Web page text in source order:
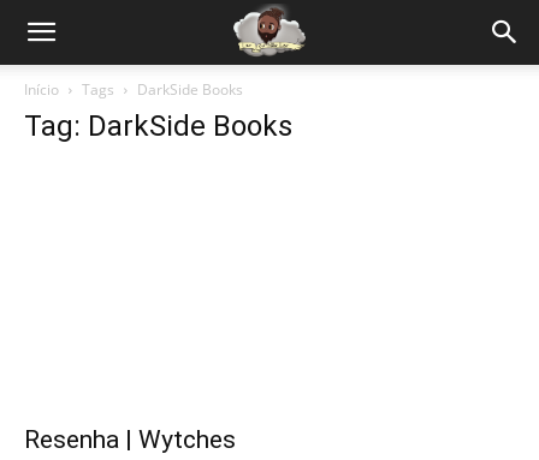
Início Tags DarkSide Books
Tag: DarkSide Books
Resenha | Wytches